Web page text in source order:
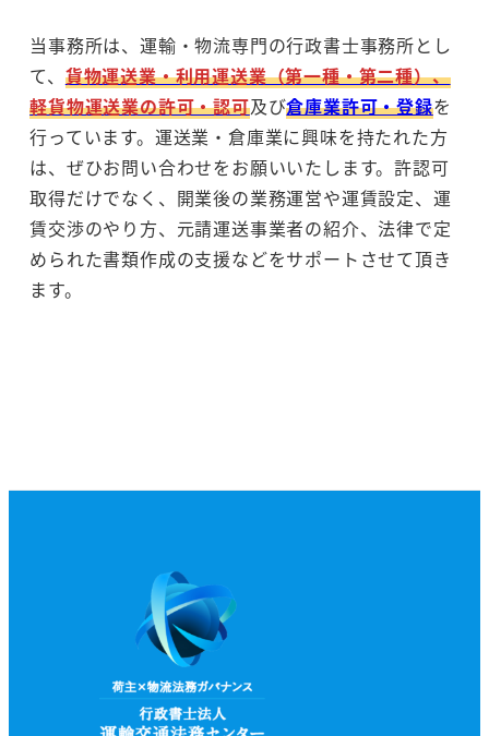
当事務所は、運輸・物流専門の行政書士事務所とし
て、 貨物運送業・利用運送業（第一種・第二種）、
軽貨物運送業の許可・認可及び倉庫業許可・登録を
行っています。運送業・倉庫業に興味を持たれた方
は、ぜひお問い合わせをお願いいたします。許認可
取得だけでなく、開業後の業務運営や運賃設定、運
賃交渉のやり方、元請運送事業者の紹介、法律で定
められた書類作成の支援などをサポートさせて頂き
ます。